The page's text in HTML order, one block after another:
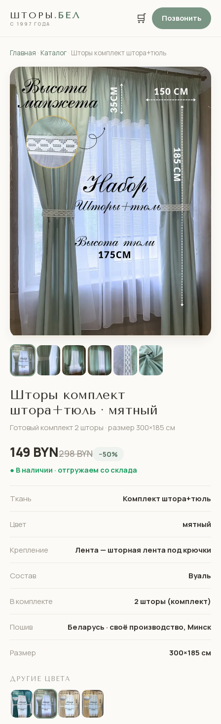
ШТОРЫ .БЕЛ
С 1997 ГОДА 🛒 Позвонить
Главная · Каталог · Шторы комплект штора+тюль
Шторы комплект
штора+тюль · мятный
Готовый комплект 2 шторы · размер 300×185 см
149 BYN298 BYN
−50%
● В наличии · отгружаем со склада
Ткань Комплект штора+тюль
Цвет мятный
Крепление Лента — шторная лента под крючки
Состав Вуаль
В комплекте 2 шторы (комплект)
Пошив Беларусь · своё производство, Минск
Размер 300×185 см
ДРУГИЕ ЦВЕТА